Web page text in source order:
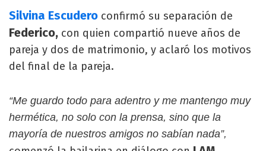
Silvina Escudero confirmó su separación de
Federico, con quien compartió nueve años de
pareja y dos de matrimonio, y aclaró los motivos
del final de la pareja.
“Me guardo todo para adentro y me mantengo muy
hermética, no solo con la prensa, sino que la
mayoría de nuestros amigos no sabían nada”,